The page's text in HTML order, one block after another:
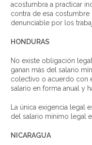
acostumbra a practicar
contra de esa
denunciable por los
HONDURAS
No existe obligación
ganan más del salario
colectivo o acuerdo con
salario en forma anual y
La única exigencia legal
del salario mínimo legal
NICARAGUA